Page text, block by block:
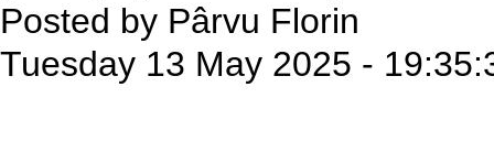
Posted by Pârvu Florin
Tuesday 13 May 2025 -